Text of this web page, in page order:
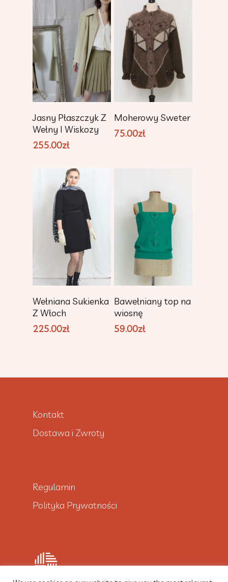
Dodaj Do
Koszyka
Jasny Płaszczyk Z
Wełny I Wiskozy
255.00zł
Dodaj Do
Koszyka
Moherowy Sweter
75.00zł
Dodaj Do
Koszyka
Wełniana Sukienka
Z Włoch
225.00zł
Dodaj Do
Koszyka
Bawełniany top na
wiosnę
59.00zł
Kontakt
Dostawa i Zwroty
Regulamin
Polityka Prywatności